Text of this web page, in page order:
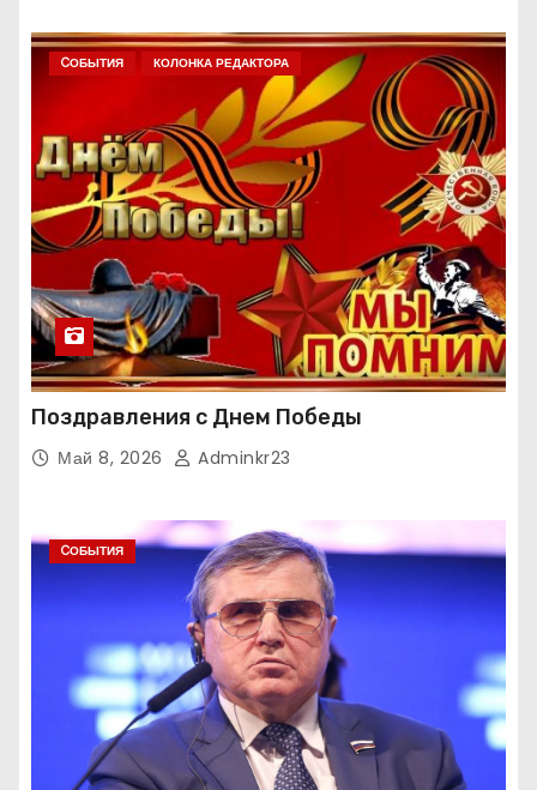
CОБЫТИЯ КОЛОНКА РЕДАКТОРА
Поздравления с Днем Победы
Май 8, 2026 Adminkr23
CОБЫТИЯ